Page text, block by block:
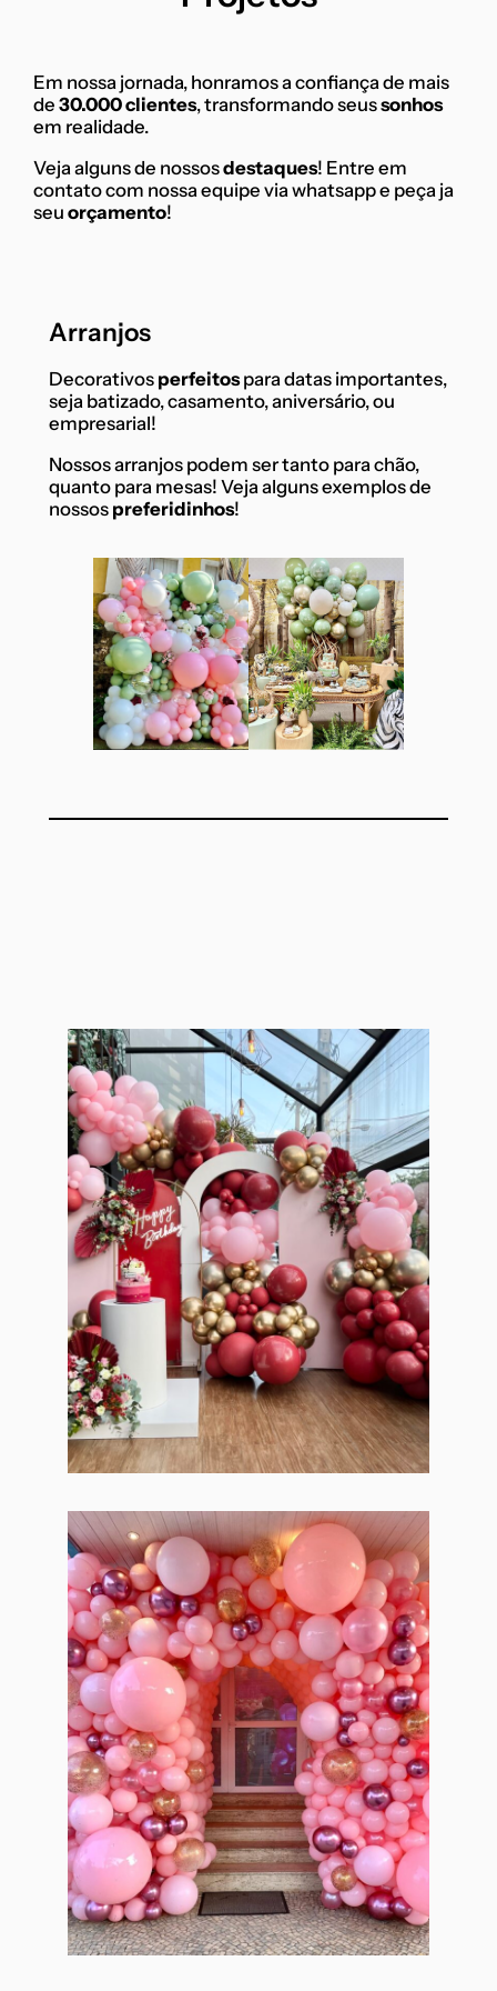
Em nossa jornada, honramos a confiança de mais
de30.000 clientes, transformando seussonhos
em realidade.
Veja alguns de nossosdestaques! Entre em
contato com nossa equipe via whatsapp e peça ja
seuorçamento!
Arranjos
Decorativos perfeitospara datas importantes,
seja batizado, casamento, aniversário, ou
empresarial!
Nossos arranjos podem ser tanto para chão,
quanto para mesas! Veja alguns exemplos de
nossos preferidinhos!